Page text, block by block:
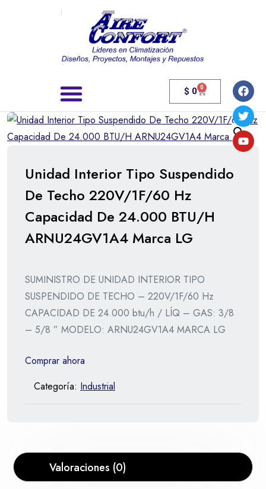
$ 0 0
Unidad Interior Tipo Suspendido
De Techo 220V/1F/60 Hz
Capacidad De 24.000 BTU/H
ARNU24GV1A4 Marca LG
SUMINISTRO DE UNIDAD INTERIOR TIPO
SUSPENDIDO DE TECHO – 220V/1F/60 Hz
CAPACIDAD DE 24.000 btu/h / LÍQ – GAS: 3/8
– 5/8 ” MODELO: ARNU24GV1A4 MARCA LG
Comprar ahora
Categoría: Industrial
Valoraciones (0)